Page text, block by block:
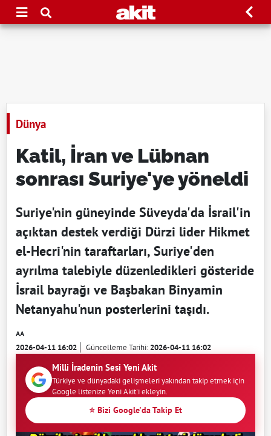
Dünya
Katil, İran ve Lübnan
sonrası Suriye'ye yöneldi
Suriye'nin güneyinde Süveyda'da İsrail'in
açıktan destek verdiği Dürzi lider Hikmet
el-Hecri'nin taraftarları, Suriye'den
ayrılma talebiyle düzenledikleri gösteride
İsrail bayrağı ve Başbakan Binyamin
Netanyahu'nun posterlerini taşıdı.
AA
2026-04-11 16:02 Güncelleme Tarihi:2026-04-11 16:02
Milli İradenin Sesi Yeni Akit
Türkiye ve dünyadaki gelişmeleri yakından takip etmek için
Google listenize Yeni Akit'i ekleyin.
⭐ Bizi Google'da Takip Et